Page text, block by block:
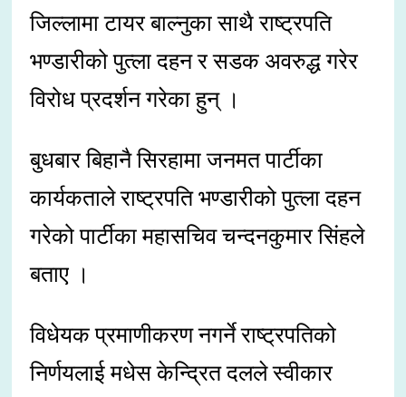
जिल्लामा टायर बाल्नुका साथै राष्ट्रपति
भण्डारीको पुत्ला दहन र सडक अवरुद्ध गरेर
विरोध प्रदर्शन गरेका हुन् ।
बुधबार बिहानै सिरहामा जनमत पार्टीका
कार्यकताले राष्ट्रपति भण्डारीको पुत्ला दहन
गरेको पार्टीका महासचिव चन्दनकुमार सिंहले
बताए ।
विधेयक प्रमाणीकरण नगर्ने राष्ट्रपतिको
निर्णयलाई मधेस केन्द्रित दलले स्वीकार